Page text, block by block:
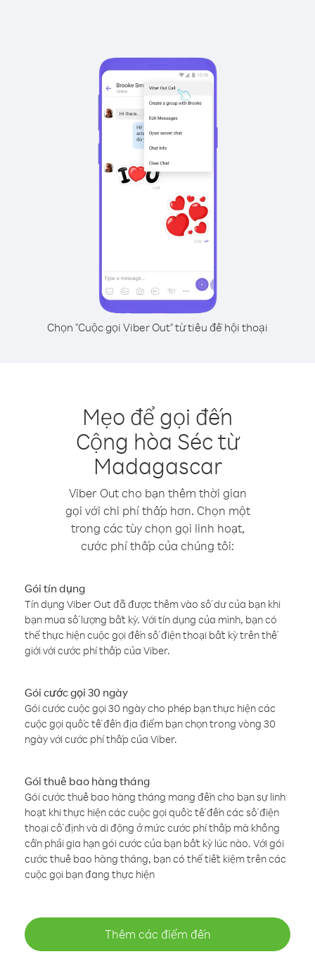
Chọn "Cuộc gọi Viber Out" từ tiêu đề hội thoại
Mẹo để gọi đến
Cộng hòa Séc từ
Madagascar
Viber Out cho bạn thêm thời gian
gọi với chi phí thấp hơn. Chọn một
trong các tùy chọn gọi linh hoạt,
cước phí thấp của chúng tôi:
Gói tín dụng
Tín dụng Viber Out đã được thêm vào số dư của bạn khi
bạn mua số lượng bất kỳ. Với tín dụng của mình, bạn có
thể thực hiện cuộc gọi đến số điện thoại bất kỳ trên thế
giới với cước phí thấp của Viber.
Gói cước gọi 30 ngày
Gói cước cuộc gọi 30 ngày cho phép bạn thực hiện các
cuộc gọi quốc tế đến địa điểm bạn chọn trong vòng 30
ngày với cước phí thấp của Viber.
Gói thuê bao hàng tháng
Gói cước thuê bao hàng tháng mang đến cho bạn sự linh
hoạt khi thực hiện các cuộc gọi quốc tế đến các số điện
thoại cố định và di động ở mức cước phí thấp mà không
cần phải gia hạn gói cước của bạn bất kỳ lúc nào. Với gói
cước thuê bao hàng tháng, bạn có thể tiết kiệm trên các
cuộc gọi bạn đang thực hiện
Thêm các điểm đến